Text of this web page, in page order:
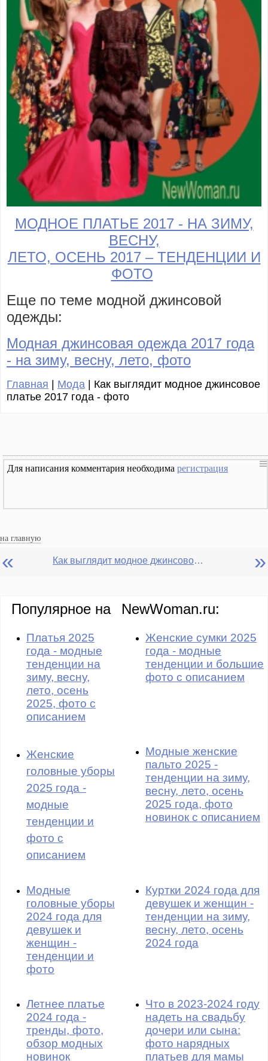
МОДНОЕ ПЛАТЬЕ 2017 - НА ЗИМУ,
ВЕСНУ,
ЛЕТО, ОСЕНЬ 2017 – ТЕНДЕНЦИИ И
ФОТО
Еще по теме модной джинсовой
одежды:
Модная джинсовая одежда 2017 года
- на зиму, весну, лето, фото
Главная | Мода | Как выглядит модное джинсовое
платье 2017 года - фото
Для написания комментария необходима регистрация
на главную
« Как выглядит модное джинсовое платье 2017 года - фото »
Популярное на NewWoman.ru:
Платья 2025
года - модные
тенденции на
зиму, весну,
лето, осень
2025, фото с
описанием
Женские сумки 2025
года - модные
тенденции и большие
фото с описанием
Женские
головные уборы
2025 года -
модные
тенденции и
фото с
описанием
Модные женские
пальто 2025 -
тенденции на зиму,
весну, лето, осень
2025 года, фото
новинок с описанием
Модные
головные уборы
2024 года для
девушек и
женщин -
тенденции и
фото
Куртки 2024 года для
девушек и женщин -
тенденции на зиму,
весну, лето, осень
2024 года
Летнее платье
2024 года -
тренды, фото,
обзор модных
новинок
Что в 2023-2024 году
надеть на свадьбу
дочери или сына:
фото нарядных
платьев для мамы